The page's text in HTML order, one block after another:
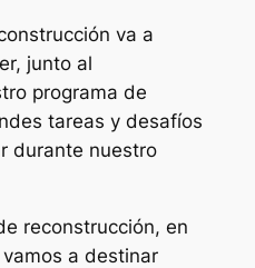
va a
junto al
programa de
tareas y desafíos
durante nuestro
reconstrucción, en
a destinar